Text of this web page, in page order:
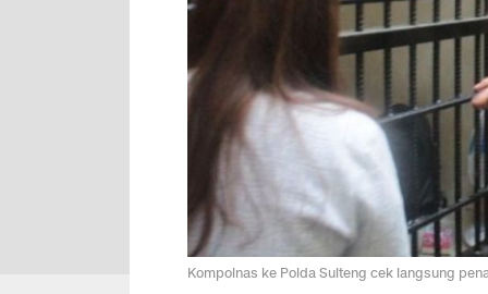
Kompolnas ke Polda Sulteng cek langsung